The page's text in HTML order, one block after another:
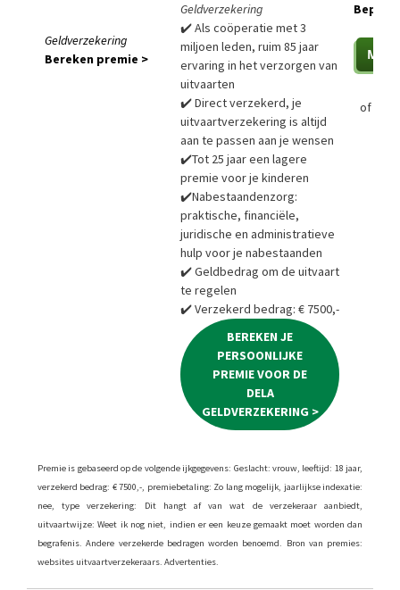
Geldverzekering
Bereken premie >
Geldverzekering
✔️ Als coöperatie met 3
miljoen leden, ruim 85 jaar
ervaring in het verzorgen van
uitvaarten
✔️ Direct verzekerd, je
uitvaartverzekering is altijd
aan te passen aan je wensen
✔️Tot 25 jaar een lagere
premie voor je kinderen
✔️Nabestaandenzorg:
praktische, financiële,
juridische en administratieve
hulp voor je nabestaanden
✔️ Geldbedrag om de uitvaart
te regelen
✔️ Verzekerd bedrag: € 7500,-
BEREKEN JE
PERSOONLIJKE
PREMIE VOOR DE
DELA
GELDVERZEKERING >
Bepaal
of
Premie is gebaseerd op de volgende ijkgegevens: Geslacht: vrouw, leeftijd: 18 jaar,
verzekerd bedrag: € 7500,-, premiebetaling: Zo lang mogelijk, jaarlijkse indexatie:
nee, type verzekering: Dit hangt af van wat de verzekeraar aanbiedt,
uitvaartwijze: Weet ik nog niet, indien er een keuze gemaakt moet worden dan
begrafenis. Andere verzekerde bedragen worden benoemd. Bron van premies:
websites uitvaartverzekeraars. Advertenties.